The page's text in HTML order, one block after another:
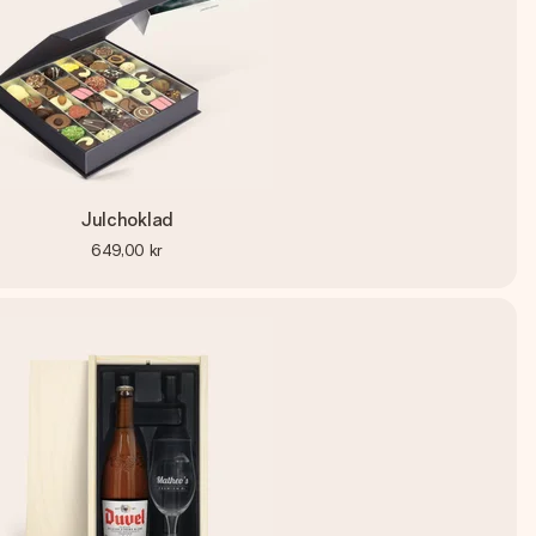
Julchoklad
649,00 kr